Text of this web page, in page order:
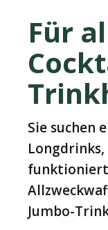
Für
Sie suchen
Jumbo-